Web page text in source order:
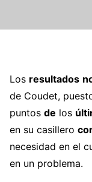
Los resultados
de Coudet,
puntos de los
en su casillero
necesidad en el
en un problema.